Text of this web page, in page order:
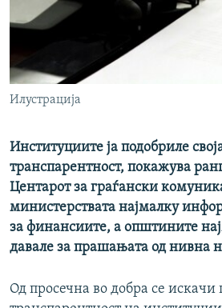
РСЕ веб страници
Илустрација
Институциите ја подобриле
транспарентност, покажува
Центарот за граѓански
министерствата најмалку
за финансиите, а општините
давале за прашањата од нивна
Од просечна во добра се искачи